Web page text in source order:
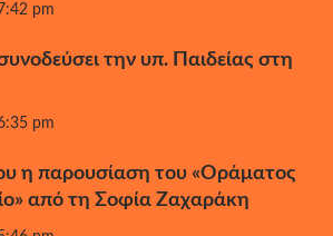
pm
την υπ. Παιδείας στη
pm
η παρουσίαση του «Οράματος
από τη Σοφία Ζαχαράκη